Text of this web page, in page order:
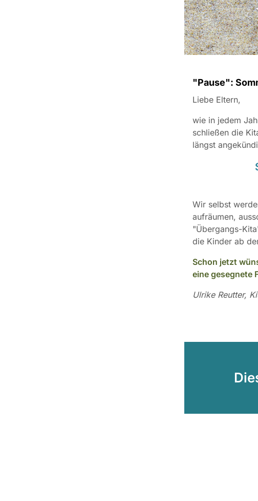
"Pause":
Liebe Eltern,
wie in jedem
schließen die
längst
Wir selbst
aufräumen,
"Übergangs-
die Kinder ab
Schon jetzt
eine gesegnete
Ulrike Reutter,